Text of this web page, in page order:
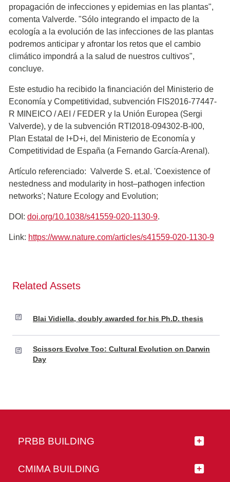
propagación de infecciones y epidemias en las plantas",
comenta Valverde. "Sólo integrando el impacto de la
ecología a la evolución de las infecciones de las plantas
podremos anticipar y afrontar los retos que el cambio
climático impondrá a la salud de nuestros cultivos",
concluye.
Este estudio ha recibido la financiación del Ministerio de
Economía y Competitividad, subvención FIS2016-77447-
R MINEICO / AEI / FEDER y la Unión Europea (Sergi
Valverde), y de la subvención RTI2018-094302-B-I00,
Plan Estatal de I+D+i, del Ministerio de Economía y
Competitividad de España (a Fernando García-Arenal).
Artículo referenciado: Valverde S. et.al. 'Coexistence of
nestedness and modularity in host–pathogen infection
networks'; Nature Ecology and Evolution;
DOI: doi.org/10.1038/s41559-020-1130-9.
Link: https://www.nature.com/articles/s41559-020-1130-9
Related Assets
Blai Vidiella, doubly awarded for his Ph.D. thesis
Scissors Evolve Too: Cultural Evolution on Darwin
Day
PRBB BUILDING
CMIMA BUILDING